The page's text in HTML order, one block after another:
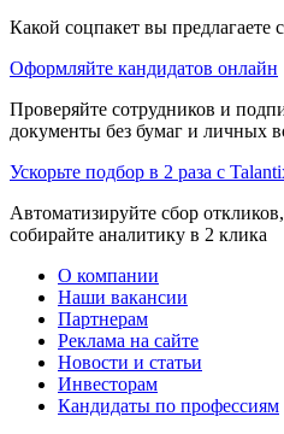
Какой соцпакет вы предлагаете
Оформляйте кандидатов онлайн
Проверяйте сотрудников и
документы без бумаг и личных
Ускорьте подбор в 2 раза с
Автоматизируйте сбор
собирайте аналитику в 2 клика
О компании
Наши вакансии
Партнерам
Реклама на сайте
Новости и статьи
Инвесторам
Кандидаты по профессиям